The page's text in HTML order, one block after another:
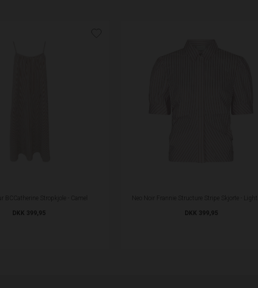
BCCatherine Stropkjole - Camel
DKK 399,95
Neo Noir Frannie Structure Stripe Skjorte - Light
DKK 399,95